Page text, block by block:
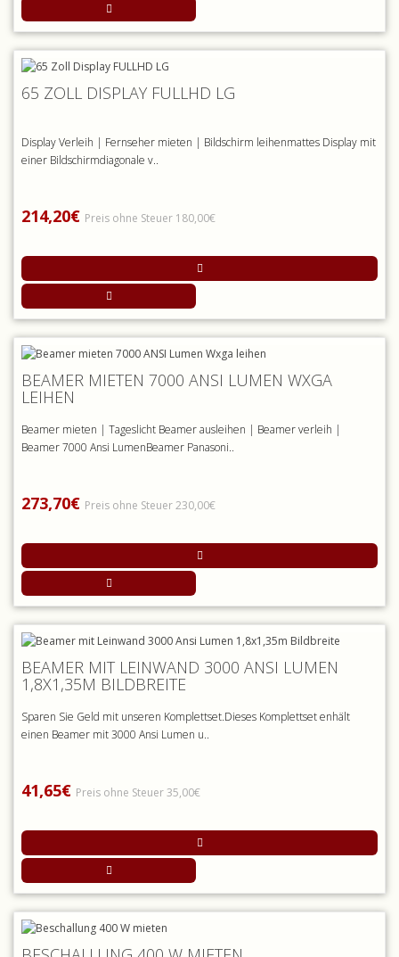
65 ZOLL DISPLAY FULLHD LG
Display Verleih | Fernseher mieten | Bildschirm leihenmattes Display mit
einer Bildschirmdiagonale v..
214,20€ Preis ohne Steuer 180,00€
BEAMER MIETEN 7000 ANSI LUMEN WXGA
LEIHEN
Beamer mieten | Tageslicht Beamer ausleihen | Beamer verleih |
Beamer 7000 Ansi LumenBeamer Panasoni..
273,70€ Preis ohne Steuer 230,00€
BEAMER MIT LEINWAND 3000 ANSI LUMEN
1,8X1,35M BILDBREITE
Sparen Sie Geld mit unseren Komplettset.Dieses Komplettset enhält
einen Beamer mit 3000 Ansi Lumen u..
41,65€ Preis ohne Steuer 35,00€